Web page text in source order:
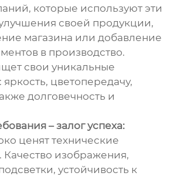
которые используют эти
своей продукции,
магазина или добавление
в производство.
свои уникальные
цветопередачу,
долговечность и
– залог успеха:
ценят технические
Качество изображения,
устойчивость к